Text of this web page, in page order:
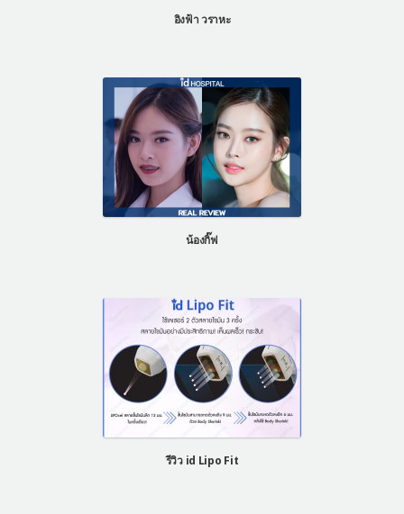
อิงฟ้า วราหะ
น้องกิ๊ฟ
รีวิว id Lipo Fit